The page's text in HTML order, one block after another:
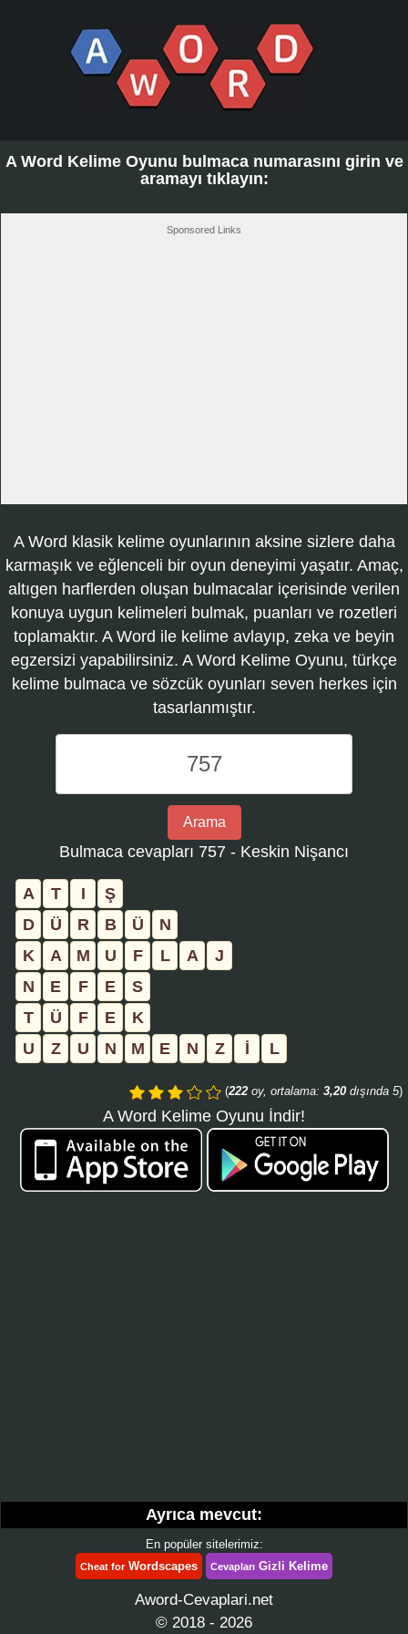
A Word Kelime Oyunu bulmaca numarasını girin ve
aramayı tıklayın:
Sponsored Links
A Word klasik kelime oyunlarının aksine sizlere daha
karmaşık ve eğlenceli bir oyun deneyimi yaşatır. Amaç,
altıgen harflerden oluşan bulmacalar içerisinde verilen
konuya uygun kelimeleri bulmak, puanları ve rozetleri
toplamaktır. A Word ile kelime avlayıp, zeka ve beyin
egzersizi yapabilirsiniz. A Word Kelime Oyunu, türkçe
kelime bulmaca ve sözcük oyunları seven herkes için
tasarlanmıştır.
Word
Kelime
Oyunu
bulmaca
tıklayın:
Arama
Bulmaca cevapları 757 - Keskin Nişancı
A T I
Ş
D
Ü R B Ü
N
K
A M U F L A
J
N
E F E
S
T
Ü F E
K
U
Z U N M E N Z İ L
(222 oy, ortalama: 3,20 dışında 5)
A Word Kelime Oyunu İndir!
Ayrıca mevcut:
En popüler sitelerimiz:
Cheat forWordscapes Cevapları Gizli Kelime
Aword-Cevaplari.net
© 2018 - 2026